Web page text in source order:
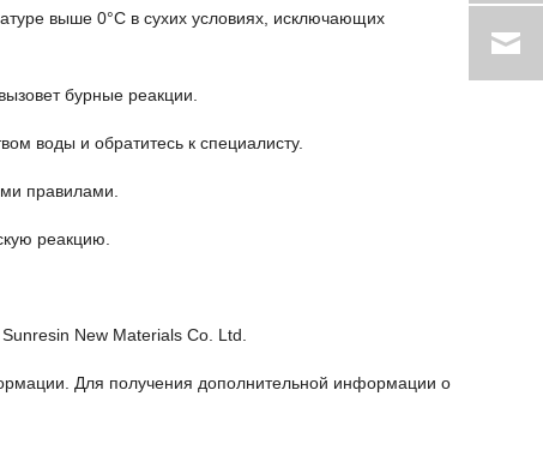
выше 0°C в сухих условиях, исключающих
бурные реакции.
воды и обратитесь к специалисту.
правилами.
реакцию.
New Materials Co. Ltd.
Для получения дополнительной информации о